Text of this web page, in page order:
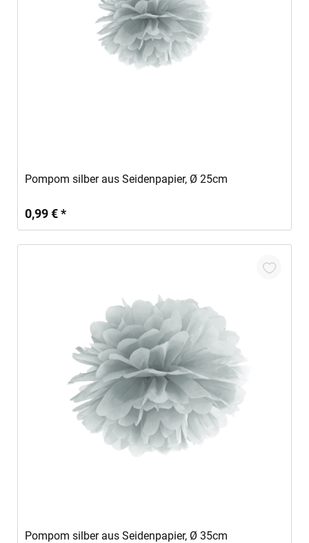
Pompom silber aus Seidenpapier, Ø 25cm
0,99 € *
Pompom silber aus Seidenpapier, Ø 35cm